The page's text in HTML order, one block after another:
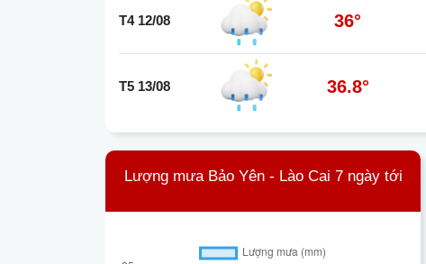
T4 12/08 36°
T5 13/08 36.8°
Lượng mưa Bảo Yên - Lào Cai 7 ngày tới